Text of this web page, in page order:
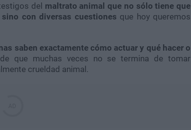
del maltrato animal que no sólo tiene que
con diversas cuestiones que hoy queremos
saben exactamente cómo actuar y qué hacer o
que muchas veces no se termina de tomar
crueldad animal.